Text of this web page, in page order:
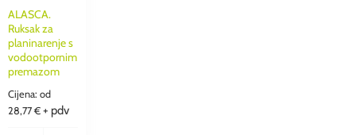
ALASCA.
Ruksak za
planinarenje s
vodootpornim
premazom
Cijena: od
28,77 € + pdv